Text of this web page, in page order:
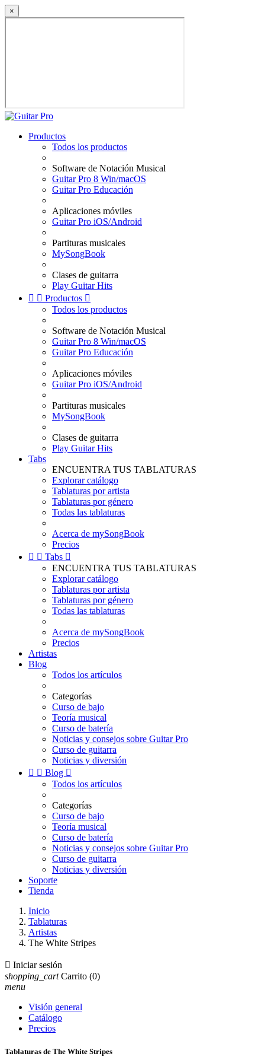
×
Productos
Todos los productos
Software de Notación Musical
Guitar Pro 8 Win/macOS
Guitar Pro Educación
Aplicaciones móviles
Guitar Pro iOS/Android
Partituras musicales
MySongBook
Clases de guitarra
Play Guitar Hits
  Productos 
Todos los productos
Software de Notación Musical
Guitar Pro 8 Win/macOS
Guitar Pro Educación
Aplicaciones móviles
Guitar Pro iOS/Android
Partituras musicales
MySongBook
Clases de guitarra
Play Guitar Hits
Tabs
ENCUENTRA TUS TABLATURAS
Explorar catálogo
Tablaturas por artista
Tablaturas por género
Todas las tablaturas
Acerca de mySongBook
Precios
  Tabs 
ENCUENTRA TUS TABLATURAS
Explorar catálogo
Tablaturas por artista
Tablaturas por género
Todas las tablaturas
Acerca de mySongBook
Precios
Artistas
Blog
Todos los artículos
Categorías
Curso de bajo
Teoría musical
Curso de batería
Noticias y consejos sobre Guitar Pro
Curso de guitarra
Noticias y diversión
  Blog 
Todos los artículos
Categorías
Curso de bajo
Teoría musical
Curso de batería
Noticias y consejos sobre Guitar Pro
Curso de guitarra
Noticias y diversión
Soporte
Tienda
Inicio
Tablaturas
Artistas
The White Stripes
 Iniciar sesión
shopping_cart Carrito (0)
menu
Visión general
Catálogo
Precios
Tablaturas de The White Stripes